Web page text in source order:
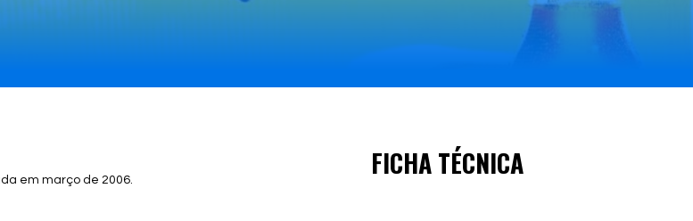
em março de 2006. FICHA TÉCNICA